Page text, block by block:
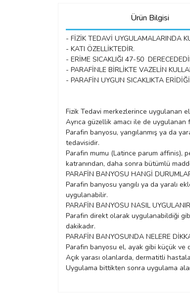
Ürün Bilgisi
- FİZİK TEDAVİ UYGULAMALARINDA
- KATI ÖZELLİKTEDİR.
- ERİME SICAKLIĞI 47-50
- PARAFİNLE BİRLİKTE VAZELİN
- PARAFİN UYGUN SICAKLIKTA
Fizik Tedavi merkezlerince uygulanan
Ayrıca güzellik amacı ile de uygulanan
Parafin banyosu, yangılanmış ya da
tedavisidir.
Parafin mumu (Latince parum affinis),
katranından, daha sonra bütümlü
PARAFİN BANYOSU HANGİ
Parafin banyosu yangılı ya da yaralı
uygulanabilir.
PARAFİN BANYOSU NASIL
Parafin direkt olarak uygulanabildiği
dakikadır.
PARAFİN BANYOSUNDA NELERE
Parafin banyosu el, ayak gibi küçük ve
Açık yarası olanlarda, dermatitli
Uygulama bittikten sonra uygulama